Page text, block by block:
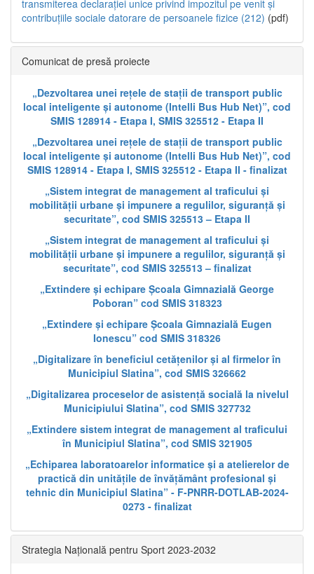
transmiterea declarației unice privind impozitul pe venit și
contribuțiile sociale datorare de persoanele fizice (212) (pdf)
Comunicat de presă proiecte
„Dezvoltarea unei rețele de stații de transport public
local inteligente și autonome (Intelli Bus Hub Net)”, cod
SMIS 128914 - Etapa I, SMIS 325512 - Etapa II
„Dezvoltarea unei rețele de stații de transport public
local inteligente și autonome (Intelli Bus Hub Net)”, cod
SMIS 128914 - Etapa I, SMIS 325512 - Etapa II - finalizat
„Sistem integrat de management al traficului și
mobilității urbane și impunere a regulilor, siguranță și
securitate”, cod SMIS 325513 – Etapa II
„Sistem integrat de management al traficului și
mobilității urbane și impunere a regulilor, siguranță și
securitate”, cod SMIS 325513 – finalizat
„Extindere și echipare Școala Gimnazială George
Poboran” cod SMIS 318323
„Extindere și echipare Școala Gimnazială Eugen
Ionescu” cod SMIS 318326
„Digitalizare în beneficiul cetățenilor și al firmelor în
Municipiul Slatina”, cod SMIS 326662
„Digitalizarea proceselor de asistență socială la nivelul
Municipiului Slatina”, cod SMIS 327732
„Extindere sistem integrat de management al traficului
în Municipiul Slatina”, cod SMIS 321905
„Echiparea laboratoarelor informatice și a atelierelor de
practică din unitățile de învățământ profesional și
tehnic din Municipiul Slatina” - F-PNRR-DOTLAB-2024-
0273 - finalizat
Strategia Națională pentru Sport 2023-2032